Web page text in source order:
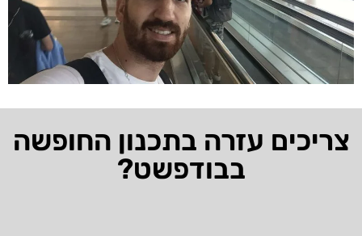
צריכים עזרה בתכנון החופשה
בבודפשט?